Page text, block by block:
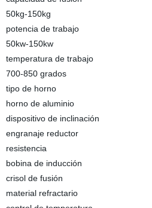
50kg-150kg
potencia de trabajo
50kw-150kw
temperatura de trabajo
700-850 grados
tipo de horno
horno de aluminio
dispositivo de inclinación
engranaje reductor
resistencia
bobina de inducción
crisol de fusión
material refractario